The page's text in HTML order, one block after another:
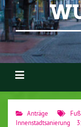
Anträge
Innenstadtsanierung